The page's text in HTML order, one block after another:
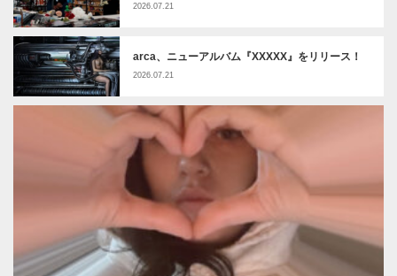
2026.07.21
arca、ニューアルバム『XXXXX』をリリース！
2026.07.21